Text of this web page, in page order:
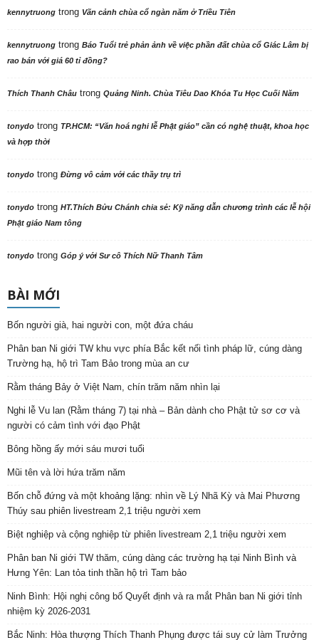
kennytruong trong Vãn cảnh chùa cổ ngàn năm ở Triều Tiên
kennytruong trong Báo Tuổi trẻ phản ảnh về việc phần đất chùa cổ Giác Lâm bị
rao bán với giá 60 tỉ đồng?
Thích Thanh Châu trong Quảng Ninh. Chùa Tiêu Dao Khóa Tu Học Cuối Năm
tonydo trong TP.HCM: “Văn hoá nghi lễ Phật giáo” cần có nghệ thuật, khoa học
và hợp thời
tonydo trong Đừng vô cảm với các thầy trụ trì
tonydo trong HT.Thích Bửu Chánh chia sẻ: Kỹ năng dẫn chương trình các lễ hội
Phật giáo Nam tông
tonydo trong Góp ý với Sư cô Thích Nữ Thanh Tâm
BÀI MỚI
Bốn người già, hai người con, một đứa cháu
Phân ban Ni giới TW khu vực phía Bắc kết nối tình pháp lữ, cúng dàng
Trường hạ, hộ trì Tam Bảo trong mùa an cư
Rằm tháng Bảy ở Việt Nam, chín trăm năm nhìn lại
Nghi lễ Vu lan (Rằm tháng 7) tại nhà – Bản dành cho Phật tử sơ cơ và
người có cảm tình với đạo Phật
Bông hồng ấy mới sáu mươi tuổi
Mũi tên và lời hứa trăm năm
Bốn chỗ đứng và một khoảng lặng: nhìn về Lý Nhã Kỳ và Mai Phương
Thúy sau phiên livestream 2,1 triệu người xem
Biệt nghiệp và cộng nghiệp từ phiên livestream 2,1 triệu người xem
Phân ban Ni giới TW thăm, cúng dàng các trường hạ tại Ninh Bình và
Hưng Yên: Lan tỏa tinh thần hộ trì Tam bảo
Ninh Bình: Hội nghị công bố Quyết định và ra mắt Phân ban Ni giới tỉnh
nhiệm kỳ 2026-2031
Bắc Ninh: Hòa thượng Thích Thanh Phụng được tái suy cử làm Trưởng